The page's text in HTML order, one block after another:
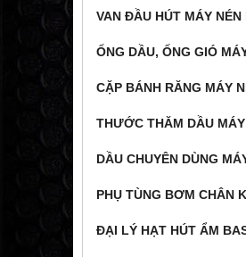
VAN ĐẦU HÚT MÁY NÉN
ỐNG DẦU, ỐNG GIÓ
CẶP BÁNH RĂNG MÁY
THƯỚC THĂM DẦU
DẦU CHUYÊN DÙNG
PHỤ TÙNG BƠM CHÂN
ĐẠI LÝ HẠT HÚT ẨM